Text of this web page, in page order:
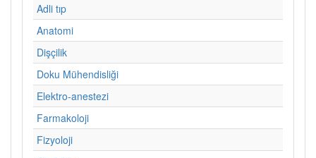
Adli tıp
Anatomi
Dişçilik
Doku Mühendisliği
Elektro-anestezi
Farmakoloji
Fizyoloji